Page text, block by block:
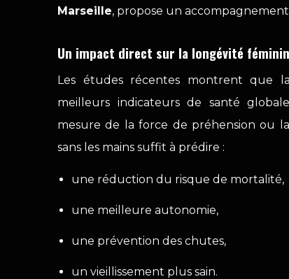
Marseille, propose un
Un impact direct sur la longévité
Les études récentes montrent que
meilleurs indicateurs de santé
mesure de la force de préhension ou
sans les mains suffit à prédire :
une réduction du risque de mortalité,
une meilleure autonomie,
une prévention des chutes,
un vieillissement plus sain.